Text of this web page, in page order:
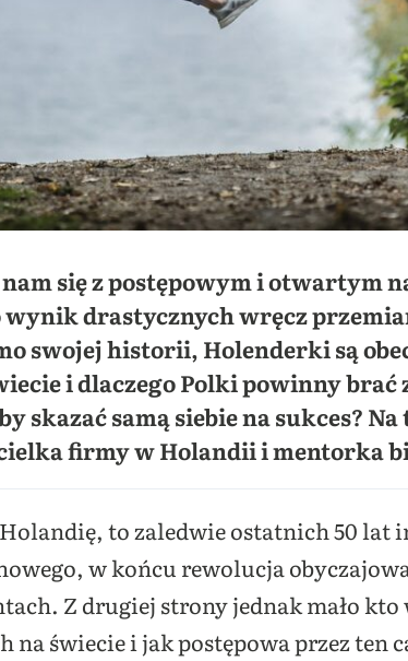
się z postępowym i otwartym
wynik drastycznych wręcz
swojej historii, Holenderki są
i dlaczego Polki powinny brać
skazać samą siebie na sukces?
firmy w Holandii i mentorka
to zaledwie ostatnich 50 lat
w końcu rewolucja
Z drugiej strony jednak mało
świecie i jak postępowa przez ten